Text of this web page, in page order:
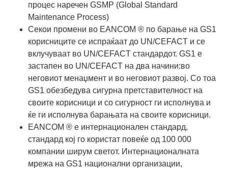
процес наречен GSMP (Global Standard
Maintenance Process)
Секои промени во EANCOM ® по барање на GS1
корисниците се испраќаат до UN/CEFACT и се
вклучуваат во UN/CEFACT стандардот. GS1 е
застапен во UN/CEFACT на два начини:во
неговиот менаџмент и во неговиот развој. Со тоа
GS1 обезбедува сигурна претставителност на
своите корисници и со сигурност ги исполнува и
ќе ги исполнува барањата на своите корисници.
EANCOM ® е интернационален стандард,
стандард кој го користат повеќе од 100 000
компании ширум светот. Интернационалната
мрежа на GS1 национални организации,